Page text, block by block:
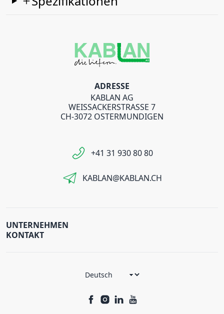
ADRESSE
KABLAN AG
WEISSACKERSTRASSE 7
CH-3072 OSTERMUNDIGEN
+41 31 930 80 80
KABLAN@KABLAN.CH
UNTERNEHMEN
KONTAKT